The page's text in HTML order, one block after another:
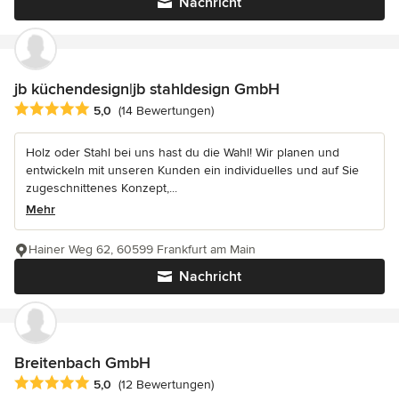
jb küchendesign|jb stahldesign GmbH
Durchschnittliche Bewertung: 5 von 5 Sternen
5,0 (14 Bewertungen)
Holz oder Stahl bei uns hast du die Wahl! Wir planen und
entwickeln mit unseren Kunden ein individuelles und auf Sie
zugeschnittenes Konzept,...
Mehr
Nachricht
Hainer Weg 62, 60599 Frankfurt am Main
Breitenbach GmbH
Durchschnittliche Bewertung: 5 von 5 Sternen
5,0 (12 Bewertungen)